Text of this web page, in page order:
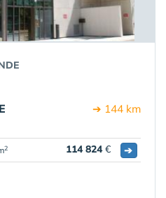
➔ 144 km
2 114 824€ ➔